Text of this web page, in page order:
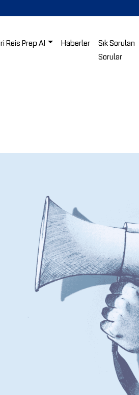
Reis Prep AI Haberler
Sık Sorulan
Sorular